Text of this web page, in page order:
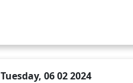
Tuesday, 06 02 2024